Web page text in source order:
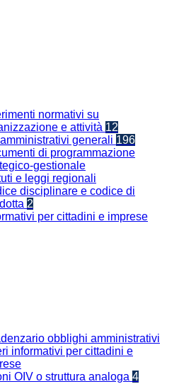
normativi su
e attività 12
generali 196
di programmazione
gestionale
e leggi regionali
disciplinare e codice di
2
per cittadini e imprese
obblighi amministrativi
informativi per cittadini e
OIV o struttura analoga 4